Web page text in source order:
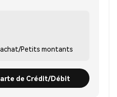
achat/Petits montants
de Crédit/Débit